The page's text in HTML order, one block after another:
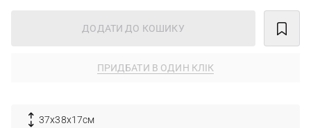
ДОДАТИ ДО КОШИКУ
ПРИДБАТИ В ОДИН КЛІК
37х38х17см